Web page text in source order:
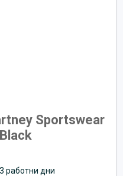
Sportswear
работни дни